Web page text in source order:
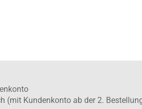
(mit Kundenkonto ab der 2.